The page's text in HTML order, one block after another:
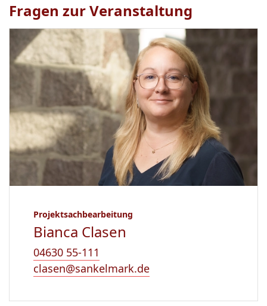
Fragen zur Veranstaltung
Projektsachbearbeitung
Bianca Clasen
04630 55-111
clasen@sankelmark.de